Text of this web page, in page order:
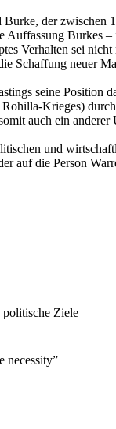
der zwischen
Auffassung Burkes
Verhalten sei
Schaffung neuer
seine Position
Krieges)
auch ein
und
auf die Person
politische Ziele
necessity”